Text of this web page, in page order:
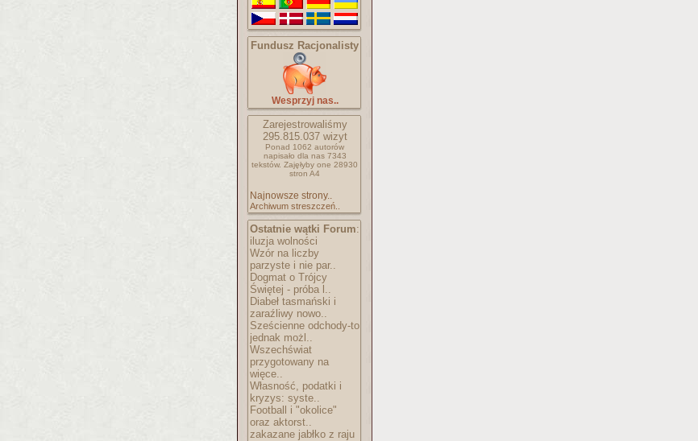
Fundusz Racjonalisty
Wesprzyj nas..
Zarejestrowaliśmy
295.815.037wizyt
Ponad 1062 autorów
napisało dla nas 7343
tekstów. Zajęłyby one 28930
stron A4
Najnowsze strony..
Archiwum streszczeń..
Ostatnie wątki Forum:
iluzja wolności
Wzór na liczby
parzyste i nie par..
Dogmat o Trójcy
Świętej - próba l..
Diabeł tasmański i
zaraźliwy nowo..
Sześcienne odchody-to
jednak możl..
Wszechświat
przygotowany na
więce..
Własność, podatki i
kryzys: syste..
Football i "okolice"
oraz aktorst..
zakazane jabłko z raju